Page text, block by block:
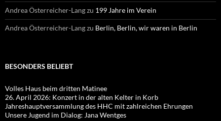
Andrea Österreicher-Langzu 199 Jahre im Verein
Andrea Österreicher-Langzu Berlin, Berlin, wir waren in Berlin
BESONDERS BELIEBT
Volles Haus beim dritten Matinee
26. April 2026: Konzert in der alten Kelter in Korb
Jahreshauptversammlung des HHC mit zahlreichen Ehrungen
Unsere Jugend im Dialog: Jana Wentges